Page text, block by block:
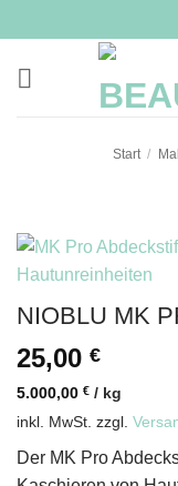
Inhalt
springen
Start /
NIOBLU MK
25,00 €
5.000,00 € / kg
inkl. MwSt. zzgl.
Der MK Pro